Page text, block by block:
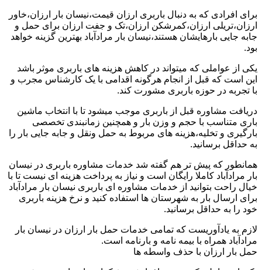
برای افرادی که به دنبال باربری ارزان قیمت،نیسان بار ارزان،خاور
ارزان،تریلی ارزان،کمرشکن ارزان،تک و جفت ارزان برای حمل و
جابه جایی بارهایشان هستند،نیسان بار مرادآباد بهترین گزینه خواهد
بود.
یکی از عواملی که میتواند در کاهش هزینه های باربری موثر باشد
این است که قبل از انجام هرگونه اقدامی با یک کارشناس مجرب و
با تجربه در حوزه باربری مشورت کند.
دریافت مشاوره قبل از باربری موجب میشود تا با انتخاب ماشین
باری متناسب با حجم و وزن بار و همچنین زمانبندی تخصصی
بارگیری و تخلیه،هزینه های مربوط به حمل ونقل و جابه جایی بار را
به حداقل برسانید.
همانطور که پیش تر هم گفته شد خدمات مشاوره باربری در نیسان
بار مرادآباد کاملا رایگان است و نیاز به پرداخت هزینه ای نیست تا با
خیال راحت بتوانید از خدمات مشاوره ای باربری نیسان بار مرادآباد
برای ارسال بار به شهرستان ها استفاده کنید و نرخ هزینه باربری
خود را به حداقل برسانید.
لازم به یادآوریست که تمامی خدمات حمل بار ارزان در نیسان بار
مرادآباد همراه با بیمه نامه و بارنامه است.
حمل بار ارزان با حذف واسطه ها